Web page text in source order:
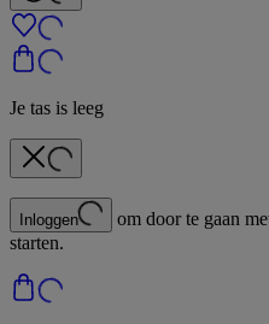
Je tas is leeg
Inloggen
om door te gaan
starten.